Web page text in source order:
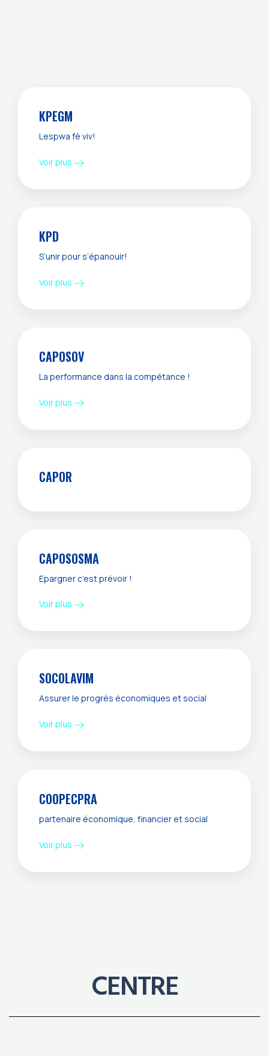
KPEGM
Lespwa fè viv!
Voir plus
KPD
S’unir pour s’épanouir!
Voir plus
CAPOSOV
La performance dans la compétance !
Voir plus
CAPOR
CAPOSOSMA
Epargner c’est prévoir !
Voir plus
SOCOLAVIM
Assurer le progrès économiques et social
Voir plus
COOPECPRA
partenaire économique, financier et social
Voir plus
CENTRE